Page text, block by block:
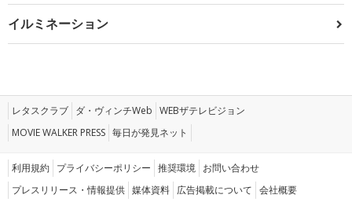
イルミネーション
レタスクラブ ダ・ヴィンチWeb WEBザテレビジョン
MOVIE WALKER PRESS 毎日が発見ネット
利用規約 プライバシーポリシー 推奨環境 お問い合わせ
プレスリリース・情報提供 媒体資料 広告掲載について 会社概要